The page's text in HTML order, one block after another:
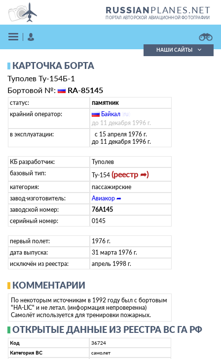
RUSSIANPLANES.NET
ПОРТАЛ АВТОРСКОЙ АВИАЦИОННОЙ ФОТОГРАФИИ
ВОЙТИ
ЗАРЕГИСТРИРОВАТЬСЯ
Поиск фотографий
Кратко
НАШИ САЙТЫ
КАРТОЧКА БОРТА
Туполев Ту-154Б-1
Бортовой №:
RA-85145
статус:
памятник
крайний оператор:
Байкал ru
до 11 декабря 1996 г.
в эксплуатации:
с 15 апреля 1976 г.
до 11 декабря 1996 г.
КБ разработчик:
Туполев
базовый тип:
Ту-154 (реестр ➦)
категория:
пассажирские
завод-изготовитель:
Авиакор ➦
заводской номер:
76A145
серийный номер:
0145
первый полет:
1976 г.
дата выпуска:
31 марта 1976 г.
исключён из реестра:
апрель 1998 г.
КОММЕНТАРИИ
По некоторым источникам в 1992 году был с бортовым
"HA-LIC" и не летал. (информация непроверенна)
Самолёт используется для тренировки пожарных.
ОТКРЫТЫЕ ДАННЫЕ ИЗ РЕЕСТРА ВС ГА РФ
Код
36724
Категория ВС
самолет